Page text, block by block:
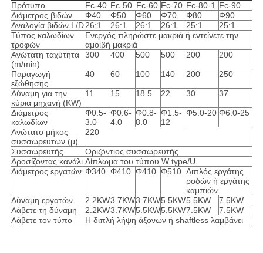
Πρότυπο Fc-40 Fc-50 Fc-60 Fc-70 Fc-80-1 Fc-90
Διάμετρος βιδών
Φ40 Φ50 Φ60 Φ70 Φ80
Φ90
Αναλογία βιδών L/D26:1 26:1 26:1 26:1 25:1
25:1
Τύπος καλωδίων
τροφών
Ενεργός πληρώστε μακριά ή εντείνετε την
αμοιβή μακριά
Ανώτατη ταχύτητα
(m/min)
300 400 500 500 200 200
Παραγωγή
εξώθησης
40 60 100 140 200 250
Δύναμη για την
κύρια μηχανή (KW)
11 15 18.5 22 30 37
Διάμετρος
καλωδίων
Φ0.5-
3.0
Φ0.6-
4.0
Φ0.8-
8.0
Φ1.5-
12
Φ5.0-20 Φ6.0-25
Ανώτατο μήκος
συσσωρευτών (μ)
220
Συσσωρευτής
Οριζόντιος συσσωρευτής
Δροσίζοντας κανάλι Δίπλωμα του τύπου W type/U
Διάμετρος εργατών Φ340 Φ410 Φ410 Φ510 Διπλός εργάτης
ροδών ή εργάτης
καμπιών
Δύναμη εργατών
2.2KW3.7KW3.7KW5.5KW5.5KW
7.5KW
Λάβετε τη δύναμη
2.2KW3.7KW5.5KW5.5KW7.5KW
7.5KW
Λάβετε τον τύπο
Η διπλή λήψη άξονων ή shaftless λαμβάνει